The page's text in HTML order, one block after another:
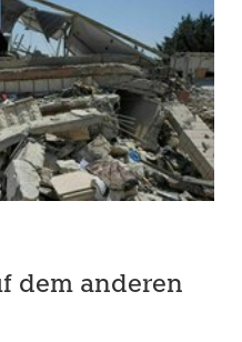
dem anderen